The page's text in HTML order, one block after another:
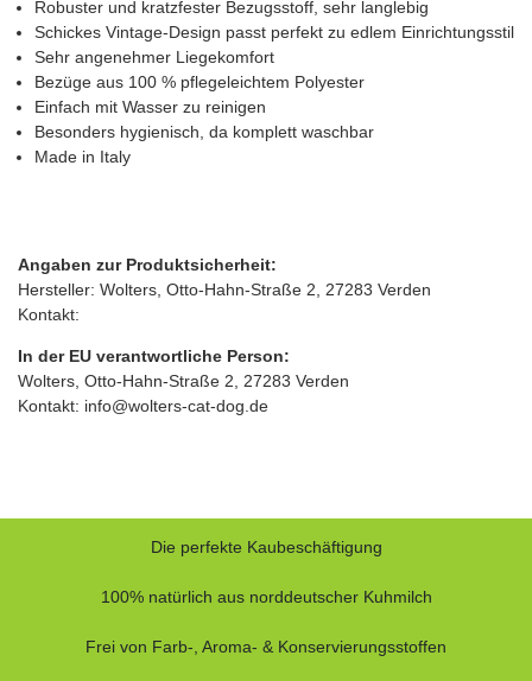
Robuster und kratzfester Bezugsstoff, sehr langlebig
Schickes Vintage-Design passt perfekt zu edlem Einrichtungsstil
Sehr angenehmer Liegekomfort
Bezüge aus 100 % pflegeleichtem Polyester
Einfach mit Wasser zu reinigen
Besonders hygienisch, da komplett waschbar
Made in Italy
Angaben zur Produktsicherheit:
Hersteller: Wolters, Otto‑Hahn‑Straße 2, 27283 Verden
Kontakt:
In der EU verantwortliche Person:
Wolters, Otto‑Hahn‑Straße 2, 27283 Verden
Kontakt: info@wolters-cat-dog.de
Die perfekte Kaubeschäftigung
100% natürlich aus norddeutscher Kuhmilch
Frei von Farb-, Aroma- & Konservierungsstoffen